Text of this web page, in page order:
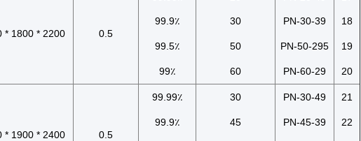
18
19
20
PN-30-39
PN-50-295
PN-60-29
30
50
60
99.9٪
99.5٪
99٪
0.5
2200 * 1800 * 2200
21
22
PN-30-49
PN-45-39
30
45
99.99٪
99.9٪
0.5
2400 * 1900 * 2200